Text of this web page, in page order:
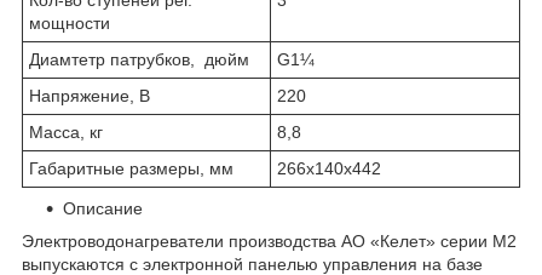
мощности
Диамтетр патрубков, дюйм
G1¼
Напряжение, В
220
Масса, кг
8,8
Габаритные размеры, мм
266х140х442
Описание
Электроводонагреватели производства АО «Келет» серии М2
выпускаются с электронной панелью управления на базе